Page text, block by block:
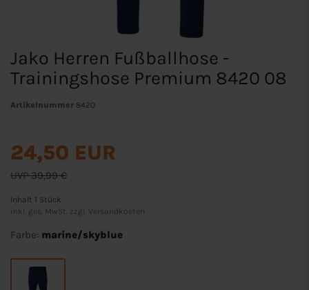
Jako Herren Fußballhose -
Trainingshose Premium 8420 08
Artikelnummer 8420
UVP 39,99 €
24,50 EUR
Inhalt 1 Stück
inkl. ges. MwSt. zzgl.
Versandkosten
Farbe: marine/skyblue